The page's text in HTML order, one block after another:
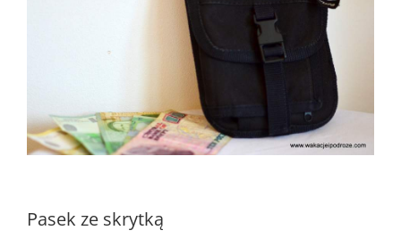
Pasek ze skrytką